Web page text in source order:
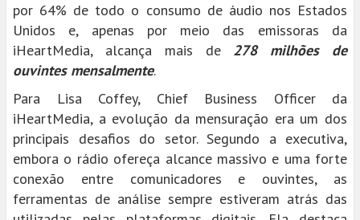
por 64% de todo o consumo de áudio nos Estados
Unidos e, apenas por meio das emissoras da
iHeartMedia, alcança mais de 278 milhões de
ouvintes mensalmente.
Para Lisa Coffey, Chief Business Officer da
iHeartMedia, a evolução da mensuração era um dos
principais desafios do setor. Segundo a executiva,
embora o rádio ofereça alcance massivo e uma forte
conexão entre comunicadores e ouvintes, as
ferramentas de análise sempre estiveram atrás das